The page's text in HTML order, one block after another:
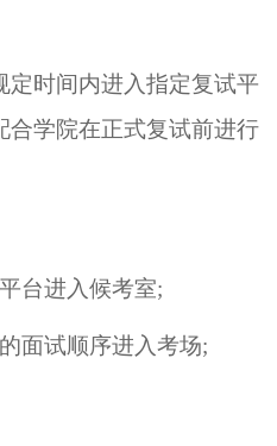
定时间内进入指定复试平
合学院在正式复试前进行
台进入候考室;
面试顺序进入考场;